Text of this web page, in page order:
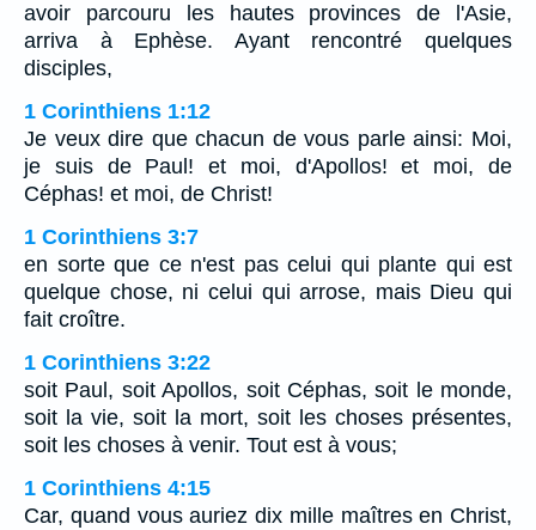
avoir parcouru les hautes provinces de l'Asie,
arriva à Ephèse. Ayant rencontré quelques
disciples,
1 Corinthiens 1:12
Je veux dire que chacun de vous parle ainsi: Moi,
je suis de Paul! et moi, d'Apollos! et moi, de
Céphas! et moi, de Christ!
1 Corinthiens 3:7
en sorte que ce n'est pas celui qui plante qui est
quelque chose, ni celui qui arrose, mais Dieu qui
fait croître.
1 Corinthiens 3:22
soit Paul, soit Apollos, soit Céphas, soit le monde,
soit la vie, soit la mort, soit les choses présentes,
soit les choses à venir. Tout est à vous;
1 Corinthiens 4:15
Car, quand vous auriez dix mille maîtres en Christ,